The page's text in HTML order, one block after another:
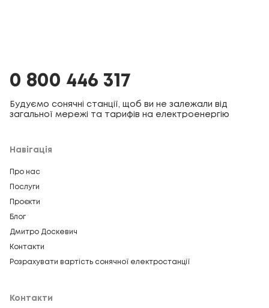
0 800 446 317
Будуємо сонячні станції, щоб ви не залежали від
загальної мережі та тарифів на електроенергію
Навігація
Про нас
Послуги
Проєкти
Блог
Дмитро Доскевич
Контакти
Розрахувати вартість сонячної електростанції
Контакти